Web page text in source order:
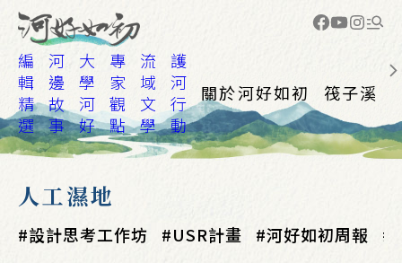
編
輯
精
選
河
邊
故
事
大
學
河
好
專
家
觀
點
流
域
文
學
護
河
行
動
關於河好如初 筏子溪
人工濕地
設計思考工作坊 USR計畫 河好如初周報